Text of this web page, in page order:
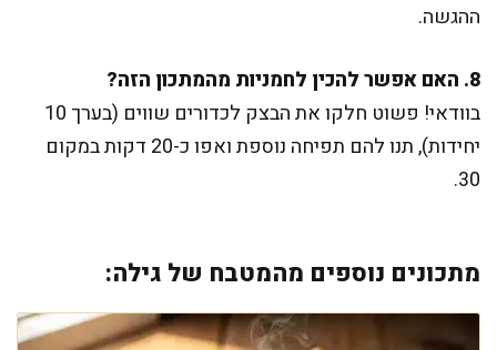
ההגשה.
8. האם אפשר להכין לחמניות מהמתכון הזה?
בוודאי! פשוט חלקו את הבצק לכדורים שווים (בערך 10
יחידות), תנו להם תפיחה נוספת ואפו כ-20 דקות במקום
30.
מתכונים נוספים מהמטבח של גילה: